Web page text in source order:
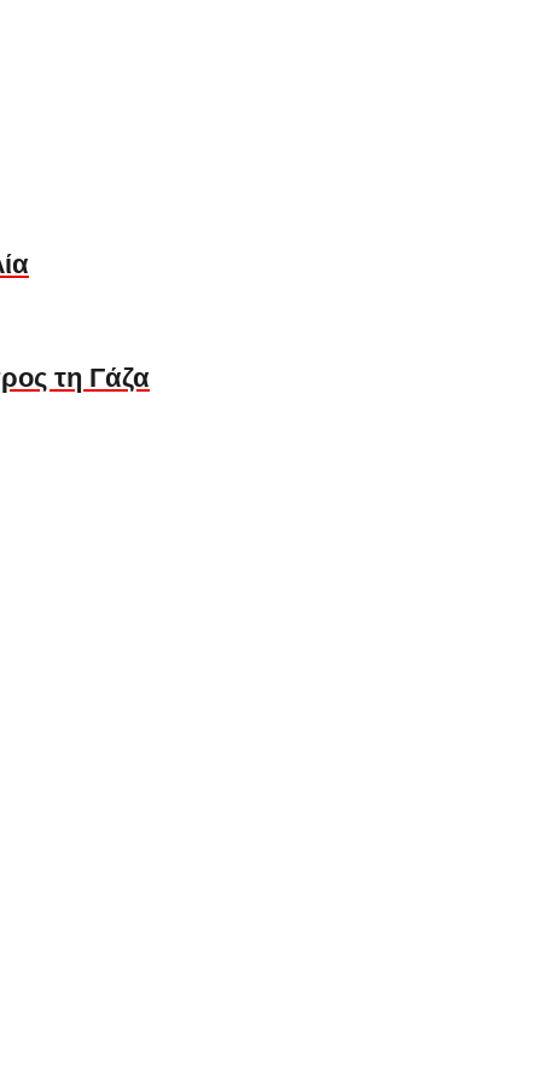
τη Γάζα